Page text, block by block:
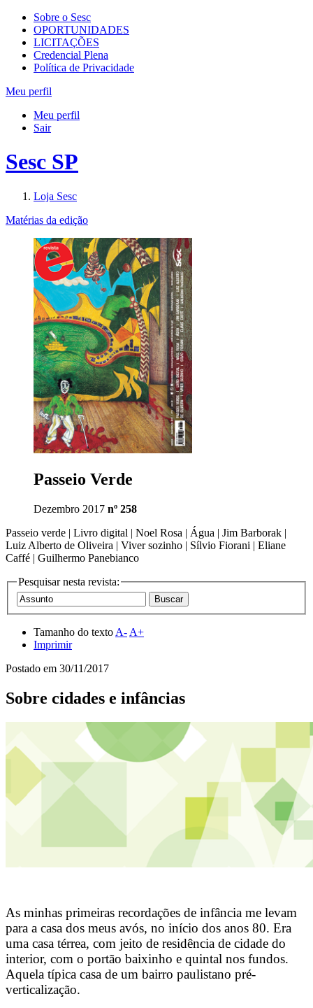
Sobre o Sesc
OPORTUNIDADES
LICITAÇÕES
Credencial Plena
Política de Privacidade
Meu perfil
Meu perfil
Sair
Sesc SP
Loja Sesc
Matérias da edição
Passeio Verde
Dezembro 2017 nº 258
Passeio verde | Livro digital | Noel Rosa | Água | Jim Barborak |
Luiz Alberto de Oliveira | Viver sozinho | Sílvio Fiorani | Eliane
Caffé | Guilhermo Panebianco
Pesquisar nesta revista:
Tamanho do texto A- A+
Imprimir
Postado em 30/11/2017
Sobre cidades e infâncias
As minhas primeiras recordações de infância me levam
para a casa dos meus avós, no início dos anos 80. Era
uma casa térrea, com jeito de residência de cidade do
interior, com o portão baixinho e quintal nos fundos.
Aquela típica casa de um bairro paulistano pré-
verticalização.